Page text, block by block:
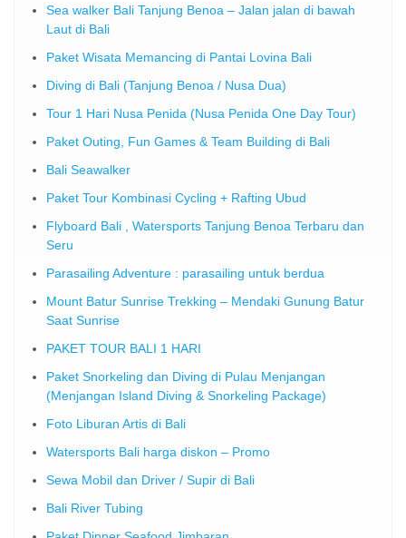
Sea walker Bali Tanjung Benoa – Jalan jalan di bawah
Laut di Bali
Paket Wisata Memancing di Pantai Lovina Bali
Diving di Bali (Tanjung Benoa / Nusa Dua)
Tour 1 Hari Nusa Penida (Nusa Penida One Day Tour)
Paket Outing, Fun Games & Team Building di Bali
Bali Seawalker
Paket Tour Kombinasi Cycling + Rafting Ubud
Flyboard Bali , Watersports Tanjung Benoa Terbaru dan
Seru
Parasailing Adventure : parasailing untuk berdua
Mount Batur Sunrise Trekking – Mendaki Gunung Batur
Saat Sunrise
PAKET TOUR BALI 1 HARI
Paket Snorkeling dan Diving di Pulau Menjangan
(Menjangan Island Diving & Snorkeling Package)
Foto Liburan Artis di Bali
Watersports Bali harga diskon – Promo
Sewa Mobil dan Driver / Supir di Bali
Bali River Tubing